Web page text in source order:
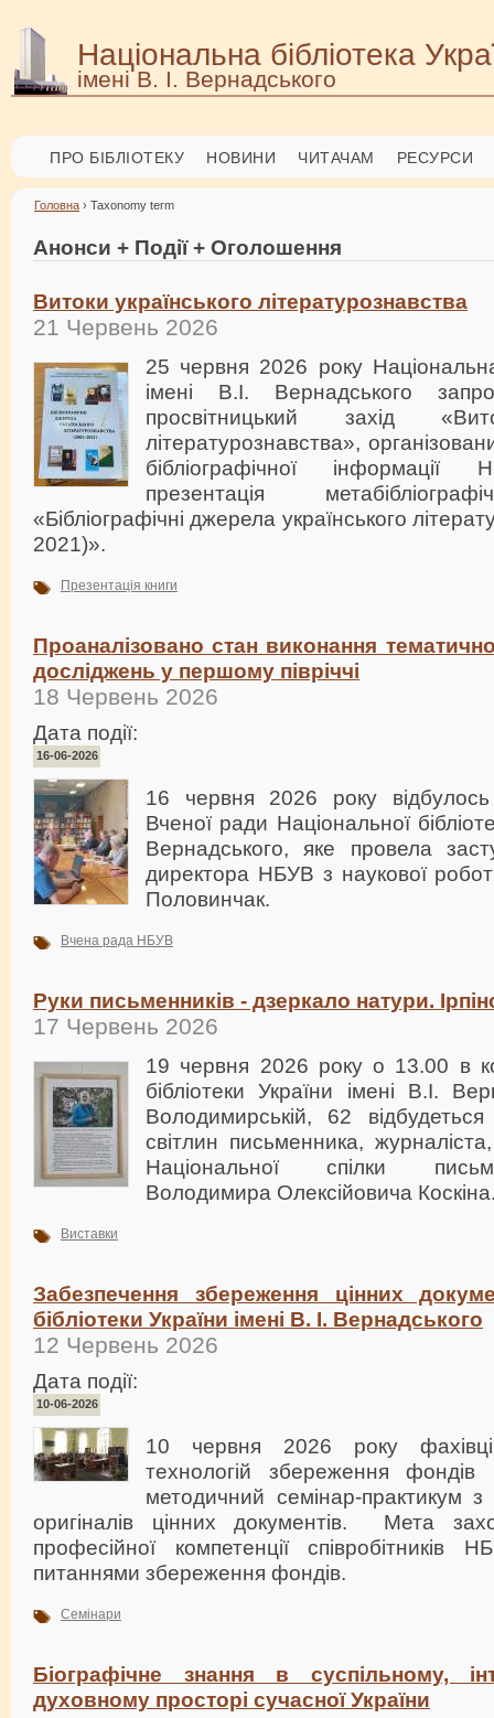
Національна бібліотека
імені В. І. Вернадського
ПРО БІБЛІОТЕКУ НОВИНИ ЧИТАЧАМ РЕСУРСИ
Головна › Taxonomy term
Анонси + Події + Оголошення
Витоки українського літературознавства
21 Червень 2026
25 червня 2026 року Національна
імені В.І. Вернадського
просвітницький захід
літературознавства»,
бібліографічної інформації
презентація
«Бібліографічні джерела українського
2021)».
Презентація книги
Проаналізовано стан виконання
досліджень у першому півріччі
18 Червень 2026
Дата події:
16-06-2026
16 червня 2026 року відбулось
Вченої ради Національної
Вернадського, яке провела
директора НБУВ з наукової
Половинчак.
Вчена рада НБУВ
Руки письменників - дзеркало натури.
17 Червень 2026
19 червня 2026 року о 13.00 в
бібліотеки України імені В.І.
Володимирській, 62 відбудеться
світлин письменника,
Національної спілки
Володимира Олексійовича
Виставки
Забезпечення збереження цінних
бібліотеки України імені В. І. Вернадського
12 Червень 2026
Дата події:
10-06-2026
10 червня 2026 року фахівці
технологій збереження
методичний семінар-практикум
оригіналів цінних документів. Мета
професійної компетенції співробітників
питаннями збереження фондів.
Семінари
Біографічне знання в суспільному,
духовному просторі сучасної України